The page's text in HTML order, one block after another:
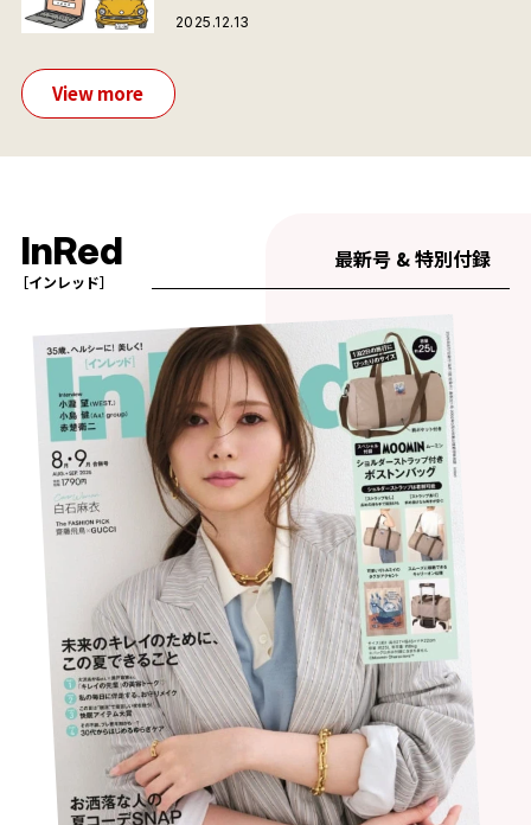
2025.12.13
View more
InRed
［インレッド］
最新号 & 特別付録